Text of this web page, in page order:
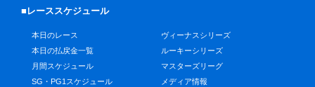
■レーススケジュール
本日のレース
本日の払戻金一覧
月間スケジュール
SG・PG1スケジュール
ヴィーナスシリーズ
ルーキーシリーズ
マスターズリーグ
メディア情報